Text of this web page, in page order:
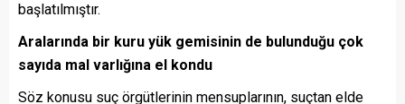
başlatılmıştır.
Aralarında bir kuru yük gemisinin de bulunduğu çok
sayıda mal varlığına el kondu
Söz konusu suç örgütlerinin mensuplarının, suçtan elde